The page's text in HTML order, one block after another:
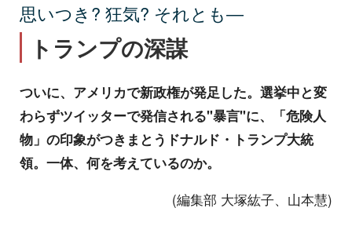
思いつき? 狂気? それとも―
トランプの深謀
ついに、アメリカで新政権が発足した。選挙中と変
わらずツイッターで発信される"暴言"に、「危険人
物」の印象がつきまとうドナルド・トランプ大統
領。一体、何を考えているのか。
(編集部 大塚紘子、山本慧)